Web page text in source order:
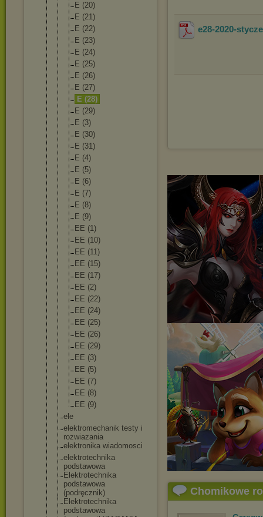
E (20)
E (21)
E (22)
E (23)
E (24)
E (25)
E (26)
E (27)
E (28)
E (29)
E (3)
E (30)
E (31)
E (4)
E (5)
E (6)
E (7)
E (8)
E (9)
EE (1)
EE (10)
EE (11)
EE (15)
EE (17)
EE (2)
EE (22)
EE (24)
EE (25)
EE (26)
EE (29)
EE (3)
EE (5)
EE (7)
EE (8)
EE (9)
ele
elektromechani k testy i
rozwiazania
elektronika wiadomosci
elektrotechnika
podstawowa
Elektrotechnika
podstawowa
(podręcznik)
Elektrotechnika
podstawowa
e28-2020-
Chomikowe